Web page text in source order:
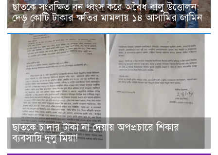
ছাতকে সংরক্ষিত বন ধ্বংস করে অবৈধ বালু উত্তোলন:
দেড় কোটি টাকার ক্ষতির মামলায় ১৪ আসামির জামিন
ছাত‌কে চাদার টাকা না দেয়ায় অপপ্রচারে শিকার
ব‌্যবসা‌য়ি দুলু‌ মিয়া!